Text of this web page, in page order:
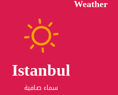
Weather
Istanbul
سماء صافية